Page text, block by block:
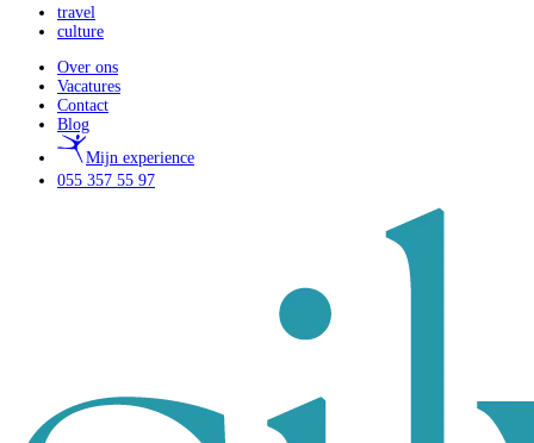
travel
culture
Over ons
Vacatures
Contact
Blog
Mijn experience
055 357 55 97